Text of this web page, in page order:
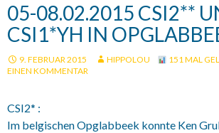
05-08.02.2015 CSI2**
CSI1*YH IN
9. FEBRUAR 2015 HIPPOLOU 151 MAL
EINEN KOMMENTAR
CSI2* :
Im belgischen Opglabbeek konnte Ken